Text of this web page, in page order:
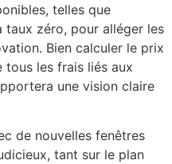
telles que
zéro, pour alléger les
Bien calculer le prix
tous les frais liés aux
une vision claire
de nouvelles fenêtres
tant sur le plan